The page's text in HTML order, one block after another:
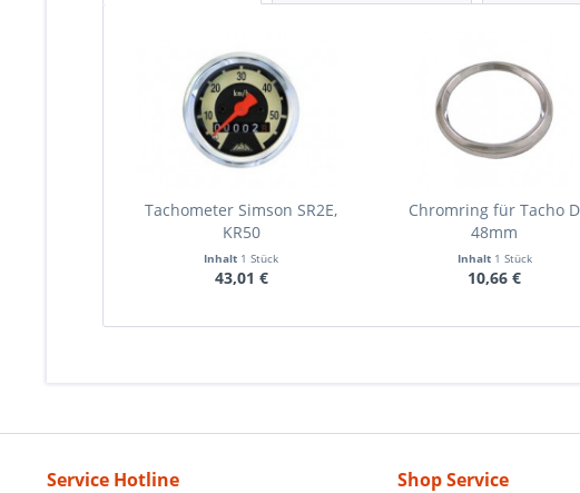
Tachometer Simson SR2E,
KR50
Inhalt 1 Stück
43,01 €
Chromring für Tacho D
48mm
Inhalt 1 Stück
10,66 €
Service Hotline Shop Service